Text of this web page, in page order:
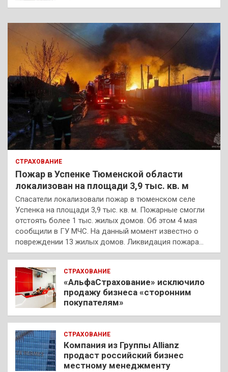
СТРАХОВАНИЕ
Пожар в Успенке Тюменской области
локализован на площади 3,9 тыс. кв. м
Спасатели локализовали пожар в тюменском селе
Успенка на площади 3,9 тыс. кв. м. Пожарные смогли
отстоять более 1 тыс. жилых домов. Об этом 4 мая
сообщили в ГУ МЧС. На данный момент известно о
повреждении 13 жилых домов. Ликвидация пожара…
СТРАХОВАНИЕ
«АльфаСтрахование» исключило
продажу бизнеса «сторонним
покупателям»
СТРАХОВАНИЕ
Компания из Группы Allianz
продаст российский бизнес
местному менеджменту